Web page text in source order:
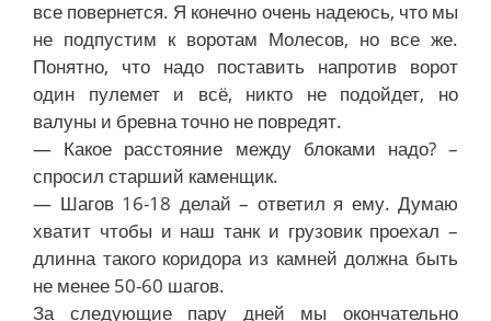
все повернется. Я конечно очень надеюсь, что мы
не подпустим к воротам Молесов, но все же.
Понятно, что надо поставить напротив ворот
один пулемет и всё, никто не подойдет, но
валуны и бревна точно не повредят.
— Какое расстояние между блоками надо? –
спросил старший каменщик.
— Шагов 16-18 делай – ответил я ему. Думаю
хватит чтобы и наш танк и грузовик проехал –
длинна такого коридора из камней должна быть
не менее 50-60 шагов.
За следующие пару дней мы окончательно